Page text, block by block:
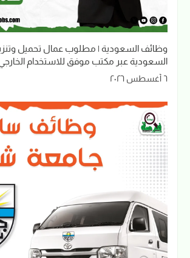
وظائف السعودية | مطلوب عمال تحميل
السعودية عبر مكتب موفق للاستخدام
٦ أغسطس ٢٠٢٦